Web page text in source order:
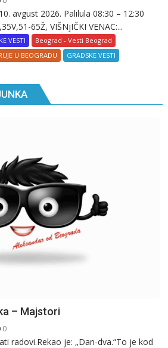
avgust 2026. Palilula 08:30 – 12:30
65Ž, VIŠNjIČKI VENAC:...
VESTI
Beograd - Vesti Beograd
U BEOGRADU
GRADSKE VESTI
– Majstori
0
radovi.Rekao je: „Dan-dva.“To je kod